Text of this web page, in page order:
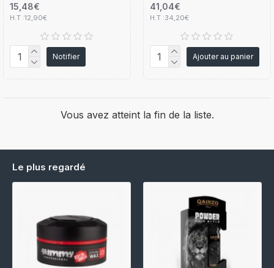
15,48€
H.T :12,90€
Notifier
41,04€
H.T :34,20€
Ajouter au panier
Vous avez atteint la fin de la liste.
Le plus regardé